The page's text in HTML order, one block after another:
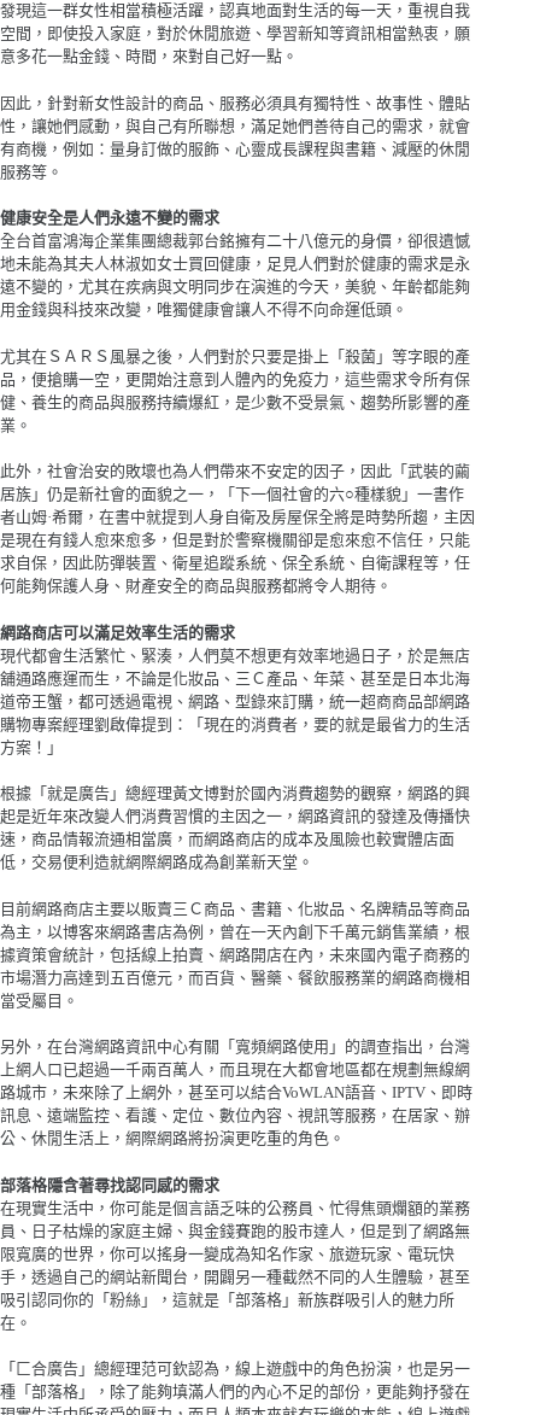
發現這一群女性相當積極活躍，認真地面對生活的每一天，重視自我
空間，即使投入家庭，對於休閒旅遊、學習新知等資訊相當熱衷，願
意多花一點金錢、時間，來對自己好一點。
因此，針對新女性設計的商品、服務必須具有獨特性、故事性、體貼
性，讓她們感動，與自己有所聯想，滿足她們善待自己的需求，就會
有商機，例如：量身訂做的服飾、心靈成長課程與書籍、減壓的休閒
服務等。
健康安全是人們永遠不變的需求
全台首富鴻海企業集團總裁郭台銘擁有二十八億元的身價，卻很遺憾
地未能為其夫人林淑如女士買回健康，足見人們對於健康的需求是永
遠不變的，尤其在疾病與文明同步在演進的今天，美貌、年齡都能夠
用金錢與科技來改變，唯獨健康會讓人不得不向命運低頭。
尤其在ＳＡＲＳ風暴之後，人們對於只要是掛上「殺菌」等字眼的產
品，便搶購一空，更開始注意到人體內的免疫力，這些需求令所有保
健、養生的商品與服務持續爆紅，是少數不受景氣、趨勢所影響的產
業。
此外，社會治安的敗壞也為人們帶來不安定的因子，因此「武裝的繭
居族」仍是新社會的面貌之一，「下一個社會的六○種樣貌」一書作
者山姆·希爾，在書中就提到人身自衛及房屋保全將是時勢所趨，主因
是現在有錢人愈來愈多，但是對於警察機關卻是愈來愈不信任，只能
求自保，因此防彈裝置、衛星追蹤系統、保全系統、自衛課程等，任
何能夠保護人身、財產安全的商品與服務都將令人期待。
網路商店可以滿足效率生活的需求
現代都會生活繁忙、緊湊，人們莫不想更有效率地過日子，於是無店
舖通路應運而生，不論是化妝品、三Ｃ產品、年菜、甚至是日本北海
道帝王蟹，都可透過電視、網路、型錄來訂購，統一超商商品部網路
購物專案經理劉啟偉提到：「現在的消費者，要的就是最省力的生活
方案！」
根據「就是廣告」總經理黃文博對於國內消費趨勢的觀察，網路的興
起是近年來改變人們消費習慣的主因之一，網路資訊的發達及傳播快
速，商品情報流通相當廣，而網路商店的成本及風險也較實體店面
低，交易便利造就網際網路成為創業新天堂。
目前網路商店主要以販賣三Ｃ商品、書籍、化妝品、名牌精品等商品
為主，以博客來網路書店為例，曾在一天內創下千萬元銷售業績，根
據資策會統計，包括線上拍賣、網路開店在內，未來國內電子商務的
市場潛力高達到五百億元，而百貨、醫藥、餐飲服務業的網路商機相
當受屬目。
另外，在台灣網路資訊中心有關「寬頻網路使用」的調查指出，台灣
上網人口已超過一千兩百萬人，而且現在大都會地區都在規劃無線網
路城市，未來除了上網外，甚至可以結合VoWLAN語音、IPTV、即時
訊息、遠端監控、看護、定位、數位內容、視訊等服務，在居家、辦
公、休閒生活上，網際網路將扮演更吃重的角色。
部落格隱含著尋找認同感的需求
在現實生活中，你可能是個言語乏味的公務員、忙得焦頭爛額的業務
員、日子枯燥的家庭主婦、與金錢賽跑的股市達人，但是到了網路無
限寬廣的世界，你可以搖身一變成為知名作家、旅遊玩家、電玩快
手，透過自己的網站新聞台，開闢另一種截然不同的人生體驗，甚至
吸引認同你的「粉絲」，這就是「部落格」新族群吸引人的魅力所
在。
「匚合廣告」總經理范可欽認為，線上遊戲中的角色扮演，也是另一
種「部落格」，除了能夠填滿人們的內心不足的部份，更能夠抒發在